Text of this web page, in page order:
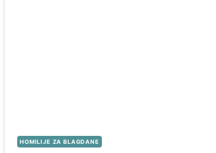
HOMILIJE ZA BLAGDANE